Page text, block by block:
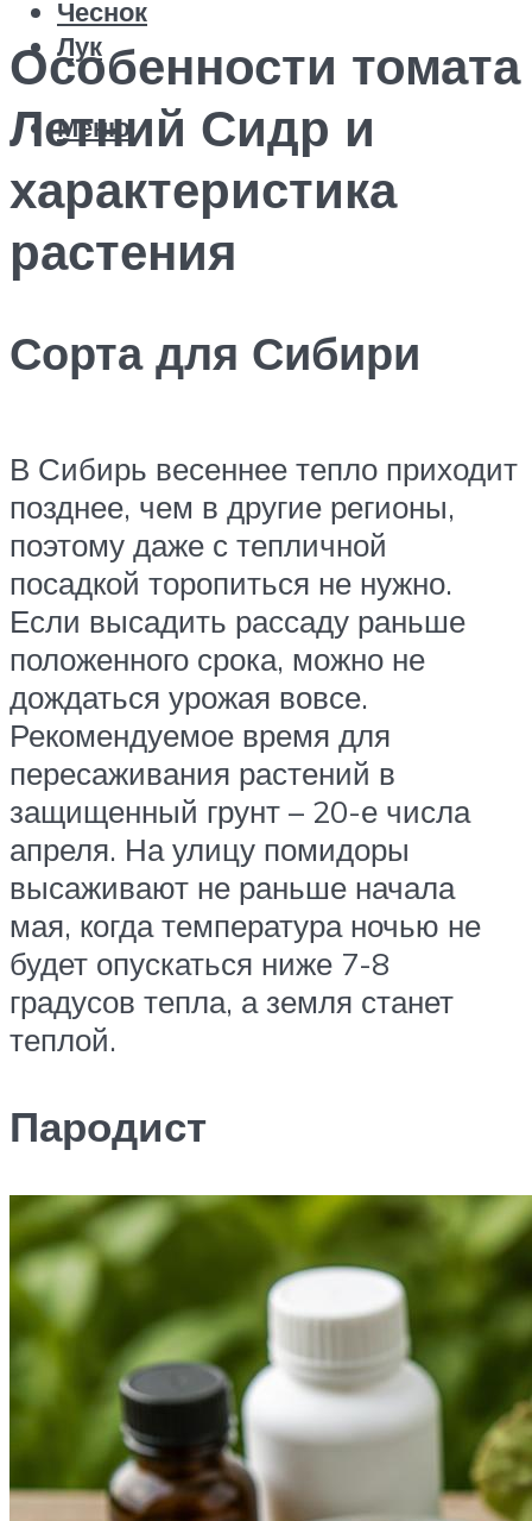
Чеснок
Лук
Меню
Особенности томата
Летний Сидр и
характеристика
растения
Сорта для Сибири
В Сибирь весеннее тепло приходит
позднее, чем в другие регионы,
поэтому даже с тепличной
посадкой торопиться не нужно.
Если высадить рассаду раньше
положенного срока, можно не
дождаться урожая вовсе.
Рекомендуемое время для
пересаживания растений в
защищенный грунт – 20-е числа
апреля. На улицу помидоры
высаживают не раньше начала
мая, когда температура ночью не
будет опускаться ниже 7-8
градусов тепла, а земля станет
теплой.
Пародист